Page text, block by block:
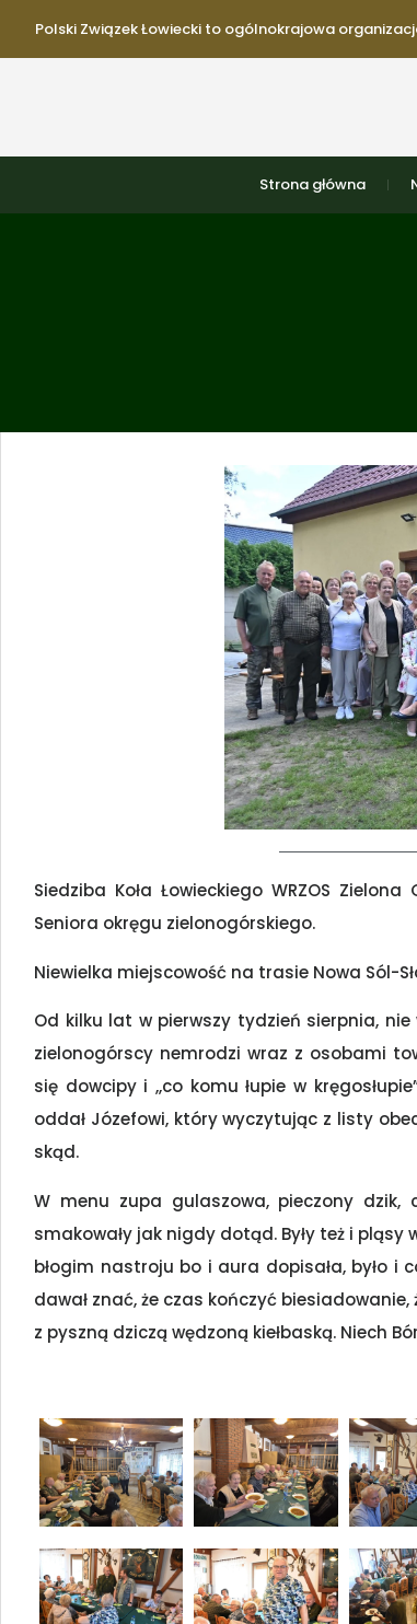
Polski Związek Łowiecki to ogólnokrajowa
Strona główna
Siedziba Koła Łowieckiego WRZOS
Seniora okręgu zielonogórskiego.
Niewielka miejscowość na trasie Nowa Sól-
Od kilku lat w pierwszy tydzień sierpnia,
zielonogórscy nemrodzi wraz z osobami
się dowcipy i ,,co komu łupie w
oddał Józefowi, który wyczytując z listy
skąd.
W menu zupa gulaszowa, pieczony
smakowały jak nigdy dotąd. Były też i pląsy
błogim nastroju bo i aura dopisała, było i
dawał znać, że czas kończyć
z pyszną dziczą wędzoną kiełbaską. Niech